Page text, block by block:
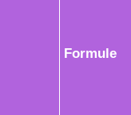
Formule